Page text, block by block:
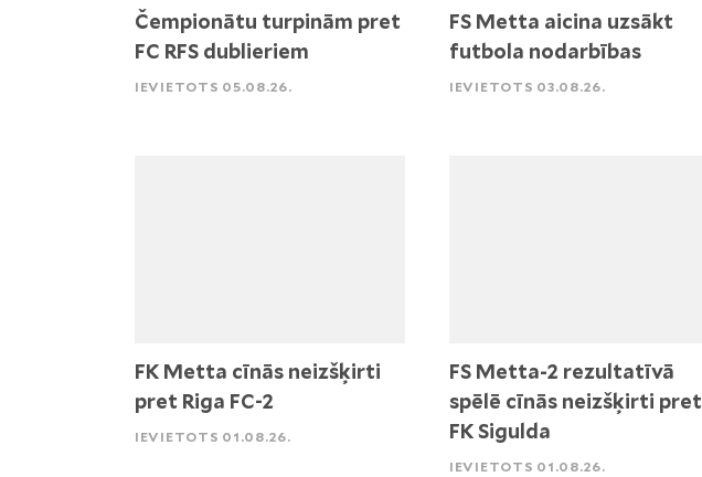
Čempionātu turpinām pret
FC RFS dublieriem
IEVIETOTS 05.08.26.
FS Metta aicina uzsākt
futbola nodarbības
IEVIETOTS 03.08.26.
FK Metta cīnās neizšķirti
pret Riga FC-2
IEVIETOTS 01.08.26.
FS Metta-2 rezultatīvā
spēlē cīnās neizšķirti pret
FK Sigulda
IEVIETOTS 01.08.26.